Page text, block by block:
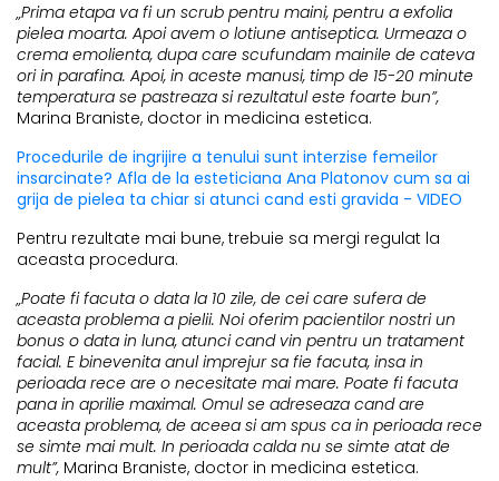
„Prima etapa va fi un scrub pentru maini, pentru a exfolia
pielea moarta. Apoi avem o lotiune antiseptica. Urmeaza o
crema emolienta, dupa care scufundam mainile de cateva
ori in parafina. Apoi, in aceste manusi, timp de 15-20 minute
temperatura se pastreaza si rezultatul este foarte bun”,
Marina Braniste, doctor in medicina estetica.
Procedurile de ingrijire a tenului sunt interzise femeilor
insarcinate? Afla de la esteticiana Ana Platonov cum sa ai
grija de pielea ta chiar si atunci cand esti gravida - VIDEO
Pentru rezultate mai bune, trebuie sa mergi regulat la
aceasta procedura.
„Poate fi facuta o data la 10 zile, de cei care sufera de
aceasta problema a pielii. Noi oferim pacientilor nostri un
bonus o data in luna, atunci cand vin pentru un tratament
facial. E binevenita anul imprejur sa fie facuta, insa in
perioada rece are o necesitate mai mare. Poate fi facuta
pana in aprilie maximal. Omul se adreseaza cand are
aceasta problema, de aceea si am spus ca in perioada rece
se simte mai mult. In perioada calda nu se simte atat de
mult”, Marina Braniste, doctor in medicina estetica.